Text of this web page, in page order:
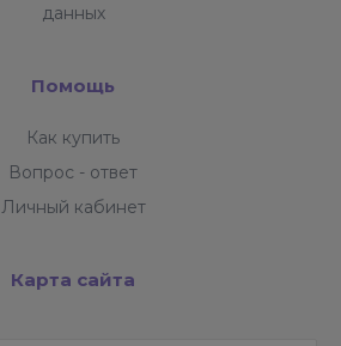
данных
Помощь
Как купить
Вопрос - ответ
Личный кабинет
Карта сайта